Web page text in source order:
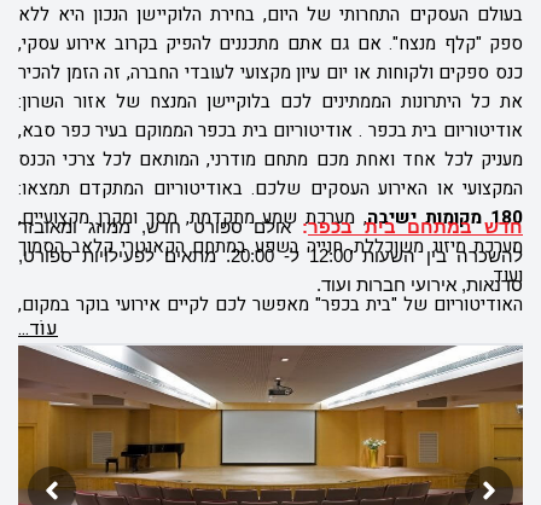
בעולם העסקים התחרותי של היום, בחירת הלוקיישן הנכון היא ללא
ספק "קלף מנצח". אם גם אתם מתכננים להפיק בקרוב אירוע עסקי,
כנס ספקים ולקוחות או יום עיון מקצועי לעובדי החברה, זה הזמן להכיר
את כל היתרונות הממתינים לכם בלוקיישן המנצח של אזור השרון:
אודיטוריום בית בכפר . אודיטוריום בית בכפר הממוקם בעיר כפר סבא,
מעניק לכל אחד ואחת מכם מתחם מודרני, המותאם לכל צרכי הכנס
המקצועי או האירוע העסקים שלכם. באודיטוריום המתקדם תמצאו:
180 מקומות ישיבה
, מערכת שמע מתקדמת, מסך ומקרן מקצועיים,
מערכת מיזוג משוכללת, חנייה בשפע במתחם הקאנטרי קלאב הסמוך
ועוד.
האודיטוריום של "בית בכפר" מאפשר לכם לקיים אירועי בוקר במקום,
או לחילופין, אירועי ערב החל מהשעה 19:00. זה הזמן להכיר מקרוב את
כל היתרונות של הלוקיישן המנצח לקיום אירועים וכנסים עסקיים.
חדש במתחם בית בכפר: אולם ספורט חדש, ממוזג ומאובזר
להשכרה בין השעות 12:00 ל- 20:00. מתאים לפעילויות ספורט,
סדנאות, אירועי חברות ועוד.
עוֹד...